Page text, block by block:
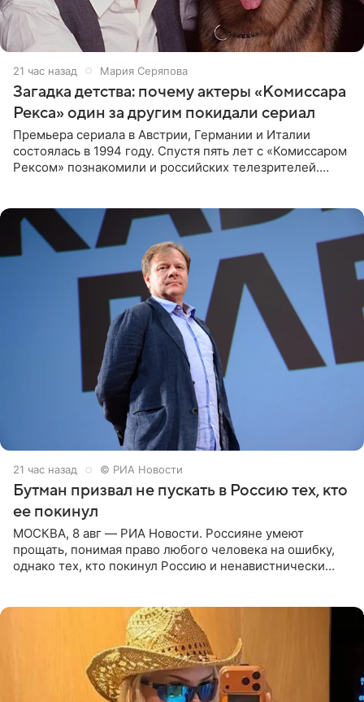
21 час назад Мария Серяпова
Загадка детства: почему актеры «Комиссара
Рекса» один за другим покидали сериал
Премьера сериала в Австрии, Германии и Италии
состоялась в 1994 году. Спустя пять лет с «Комиссаром
Рексом» познакомили и российских телезрителей.
21 час назад © РИА Новости
Бутман призвал не пускать в Россию тех, кто
ее покинул
МОСКВА, 8 авг — РИА Новости. Россияне умеют
прощать, понимая право любого человека на ошибку,
однако тех, кто покинул Россию и ненавистнически